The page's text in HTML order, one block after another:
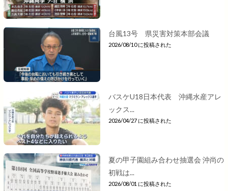
台風13号 県災害対策本部会議
2026/08/10 に投稿された
バスケU18日本代表 沖縄水産アレ
ックス...
2026/04/27 に投稿された
夏の甲子園組み合わせ抽選会 沖尚の
初戦は...
2026/08/01 に投稿された